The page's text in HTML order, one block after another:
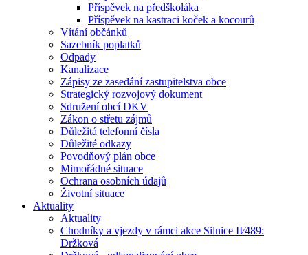
Příspěvek na předškoláka
Příspěvek na kastraci koček a kocourů
Vítání občánků
Sazebník poplatků
Odpady
Kanalizace
Zápisy ze zasedání zastupitelstva obce
Strategický rozvojový dokument
Sdružení obcí DKV
Zákon o střetu zájmů
Důležitá telefonní čísla
Důležité odkazy
Povodňový plán obce
Mimořádné situace
Ochrana osobních údajů
Životní situace
Aktuality
Aktuality
Chodníky a vjezdy v rámci akce Silnice II⁄489:
Držková